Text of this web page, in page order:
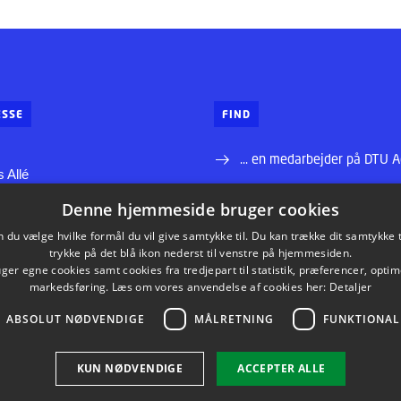
Allé
00
FIND
... en medarbejder på DTU
... information til
INSTAGRAM FACEBOOK
Denne hjemmeside bruger cookies
du vælge hvilke formål du vil give samtykke til. Du kan trække dit samtykke
trykke på det blå ikon nederst til venstre på hjemmesiden.
egne cookies samt cookies fra tredjepart til statistik, præferencer,
markedsføring. Læs om vores anvendelse af cookies her: Detaljer
ABSOLUT NØDVENDIGE MÅLRETNING
ACCEPTER ALLE
KUN NØDVENDIGE